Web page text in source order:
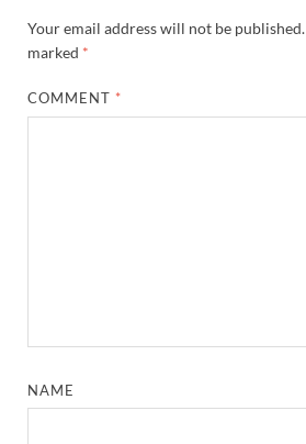
Your email address will not be published.
marked *
COMMENT *
NAME